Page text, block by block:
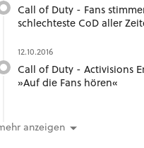
Call of Duty - Fans
schlechteste CoD aller
12.10.2016
Call of Duty - Activisions
»Auf die Fans hören«
anzeigen